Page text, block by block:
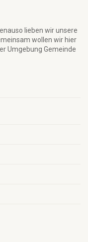
lieben wir unsere
wollen wir hier
Umgebung Gemeinde